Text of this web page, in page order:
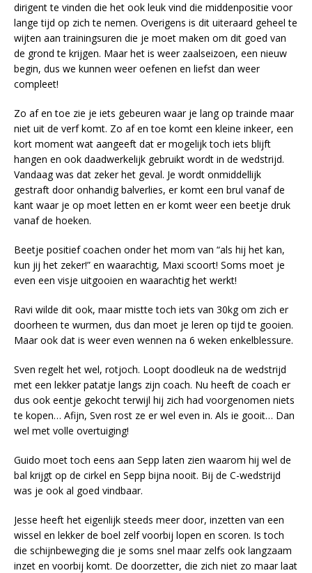
dirigent te vinden die het ook leuk vind die middenpositie voor
lange tijd op zich te nemen. Overigens is dit uiteraard geheel te
wijten aan trainingsuren die je moet maken om dit goed van
de grond te krijgen. Maar het is weer zaalseizoen, een nieuw
begin, dus we kunnen weer oefenen en liefst dan weer
compleet!
Zo af en toe zie je iets gebeuren waar je lang op trainde maar
niet uit de verf komt. Zo af en toe komt een kleine inkeer, een
kort moment wat aangeeft dat er mogelijk toch iets blijft
hangen en ook daadwerkelijk gebruikt wordt in de wedstrijd.
Vandaag was dat zeker het geval. Je wordt onmiddellijk
gestraft door onhandig balverlies, er komt een brul vanaf de
kant waar je op moet letten en er komt weer een beetje druk
vanaf de hoeken.
Beetje positief coachen onder het mom van “als hij het kan,
kun jij het zeker!” en waarachtig, Maxi scoort! Soms moet je
even een visje uitgooien en waarachtig het werkt!
Ravi wilde dit ook, maar mistte toch iets van 30kg om zich er
doorheen te wurmen, dus dan moet je leren op tijd te gooien.
Maar ook dat is weer even wennen na 6 weken enkelblessure.
Sven regelt het wel, rotjoch. Loopt doodleuk na de wedstrijd
met een lekker patatje langs zijn coach. Nu heeft de coach er
dus ook eentje gekocht terwijl hij zich had voorgenomen niets
te kopen… Afijn, Sven rost ze er wel even in. Als ie gooit… Dan
wel met volle overtuiging!
Guido moet toch eens aan Sepp laten zien waarom hij wel de
bal krijgt op de cirkel en Sepp bijna nooit. Bij de C-wedstrijd
was je ook al goed vindbaar.
Jesse heeft het eigenlijk steeds meer door, inzetten van een
wissel en lekker de boel zelf voorbij lopen en scoren. Is toch
die schijnbeweging die je soms snel maar zelfs ook langzaam
inzet en voorbij komt. De doorzetter, die zich niet zo maar laat